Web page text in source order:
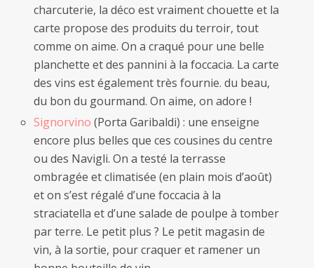
charcuterie, la déco est vraiment chouette et la
carte propose des produits du terroir, tout
comme on aime. On a craqué pour une belle
planchette et des pannini à la foccacia. La carte
des vins est également très fournie. du beau,
du bon du gourmand. On aime, on adore !
Signorvino (Porta Garibaldi) : une enseigne
encore plus belles que ces cousines du centre
ou des Navigli. On a testé la terrasse
ombragée et climatisée (en plain mois d’août)
et on s’est régalé d’une foccacia à la
straciatella et d’une salade de poulpe à tomber
par terre. Le petit plus ? Le petit magasin de
vin, à la sortie, pour craquer et ramener un